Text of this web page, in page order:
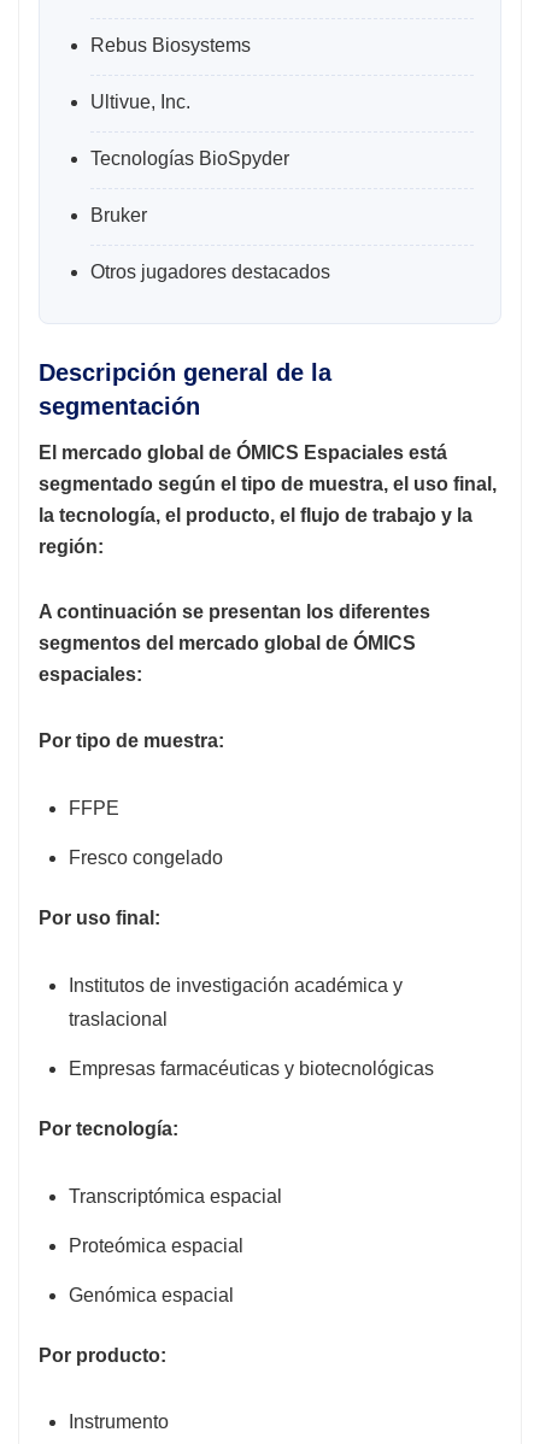
Rebus Biosystems
Ultivue, Inc.
Tecnologías BioSpyder
Bruker
Otros jugadores destacados
Descripción general de la
segmentación
El mercado global de ÓMICS Espaciales está
segmentado según el tipo de muestra, el uso final,
la tecnología, el producto, el flujo de trabajo y la
región:
A continuación se presentan los diferentes
segmentos del mercado global de ÓMICS
espaciales:
Por tipo de muestra:
FFPE
Fresco congelado
Por uso final:
Institutos de investigación académica y
traslacional
Empresas farmacéuticas y biotecnológicas
Por tecnología:
Transcriptómica espacial
Proteómica espacial
Genómica espacial
Por producto:
Instrumento